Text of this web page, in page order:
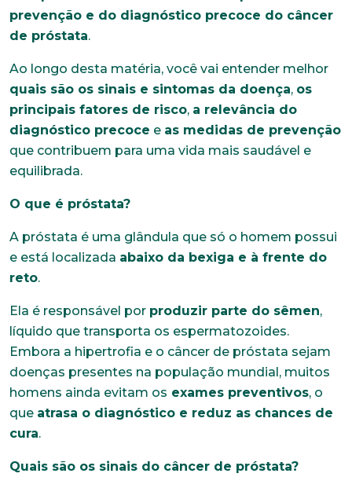
prevenção e do diagnóstico precoce do câncer
de próstata.
Ao longo desta matéria, você vai entender melhor
quais são os sinais e sintomas da doença, os
principais fatores de risco, a relevância do
diagnóstico precoce e as medidas de prevenção
que contribuem para uma vida mais saudável e
equilibrada.
O que é próstata?
A próstata é uma glândula que só o homem possui
e está localizada abaixo da bexiga e à frente do
reto.
Ela é responsável por produzir parte do sêmen,
líquido que transporta os espermatozoides.
Embora a hipertrofia e o câncer de próstata sejam
doenças presentes na população mundial, muitos
homens ainda evitam os exames preventivos, o
que atrasa o diagnóstico e reduz as chances de
cura.
Quais são os sinais do câncer de próstata?